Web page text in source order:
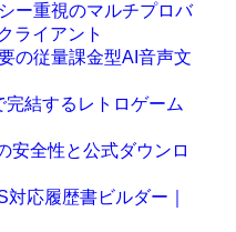
ー重視のマルチプロバ
ライアント
の従量課金型AI音声文
結するレトロゲーム
安全性と公式ダウンロ
応履歴書ビルダー｜